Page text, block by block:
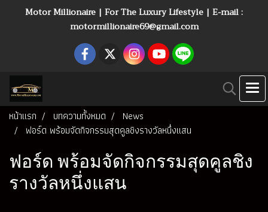
Motor Millionaire | For The Luxury Lifestyle | E-mail :
motormillionaire69@gmail.com
หน้าแรก บทความทั้งหมด
News
ฟอร์ด พร้อมจัดกิจกรรมสุดคูลชิงรางวัลหนึ่งแสน
ฟอร์ด พร้อมจัดกิจกรรมสุดคูลชิง
รางวัลหนึ่งแสน